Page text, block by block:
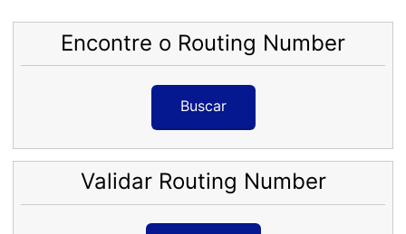
Encontre o Routing Number
Buscar
Validar Routing Number